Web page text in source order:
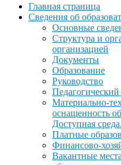
Главная страница
Сведения об
Основные
Структура и
организацией
Документы
Образование
Руководство
Педагогический
Материально-
оснащенность
Доступная среда.
Платные
Финансово-
Вакантные